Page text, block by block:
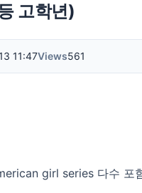
고학년)
11:47Views561
girl series 다수 포